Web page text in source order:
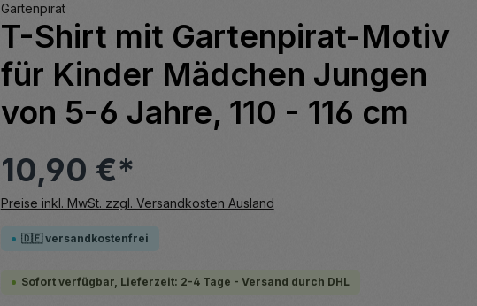
Gartenpirat
T-Shirt mit Gartenpirat-Motiv
für Kinder Mädchen Jungen
von 5-6 Jahre, 110 - 116 cm
10,90 €*
Preise inkl. MwSt. zzgl. Versandkosten Ausland
🇩🇪 versandkostenfrei
Sofort verfügbar, Lieferzeit: 2-4 Tage - Versand durch DHL